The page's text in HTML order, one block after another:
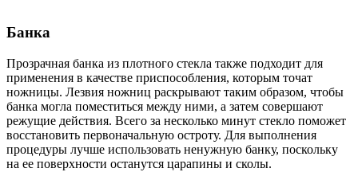
Банка
Прозрачная банка из плотного стекла также подходит для
применения в качестве приспособления, которым точат
ножницы. Лезвия ножниц раскрывают таким образом, чтобы
банка могла поместиться между ними, а затем совершают
режущие действия. Всего за несколько минут стекло поможет
восстановить первоначальную остроту. Для выполнения
процедуры лучше использовать ненужную банку, поскольку
на ее поверхности останутся царапины и сколы.